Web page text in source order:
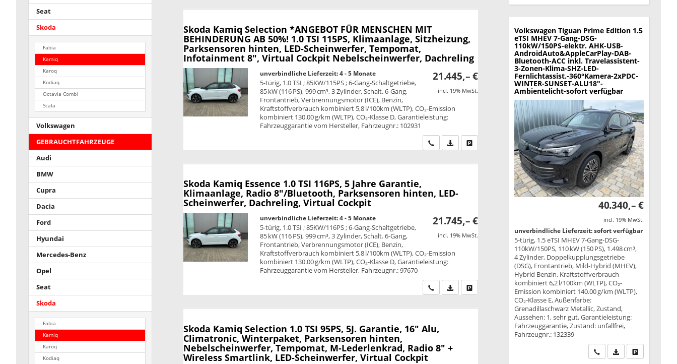
Skoda Kamiq Selection *ANGEBOT FÜR MENSCHEN MIT
BEHINDERUNG AB 50%! 1.0 TSI 115PS, Klimaanlage, Sitzheizung,
Parksensoren hinten, LED-Scheinwerfer, Tempomat,
Infotainment 8", Virtual Cockpit Nebelscheinwerfer, Dachreling
21.445,– €
incl. 19% MwSt.
unverbindliche Lieferzeit: 4 - 5 Monate
5-türig, 1.0 TSI ; 85KW/115PS ; 6-Gang-Schaltgetriebe,
85 kW (116 PS), 999 cm³, 3 Zylinder, Schalt. 6-Gang,
Frontantrieb, Verbrennungsmotor (ICE), Benzin,
Kraftstoffverbrauch kombiniert 5,8 l/100km (WLTP), CO₂-Emission
kombiniert 130.00 g/km (WLTP), CO₂-Klasse D, Garantieleistung:
Fahrzeuggarantie vom Hersteller, Fahrzeugnr.: 102931
Wir rufen Sie anPDF-Datei, Fahrzeugexposé drucken
Drucken, parken oder vergleichen
Skoda Kamiq Essence 1.0 TSI 116PS, 5 Jahre Garantie,
Klimaanlage, Radio 8"/Bluetooth, Parksensoren hinten, LED-
Scheinwerfer, Dachreling, Virtual Cockpit
21.745,– €
incl. 19% MwSt.
unverbindliche Lieferzeit: 4 - 5 Monate
5-türig, 1.0 TSI ; 85KW/116PS ; 6-Gang-Schaltgetriebe,
85 kW (116 PS), 999 cm³, 3 Zylinder, Schalt. 6-Gang,
Frontantrieb, Verbrennungsmotor (ICE), Benzin,
Kraftstoffverbrauch kombiniert 5,8 l/100km (WLTP), CO₂-Emission
kombiniert 130.00 g/km (WLTP), CO₂-Klasse D, Garantieleistung:
Fahrzeuggarantie vom Hersteller, Fahrzeugnr.: 97670
Wir rufen Sie anPDF-Datei, Fahrzeugexposé drucken
Drucken, parken oder vergleichen
Skoda Kamiq Selection 1.0 TSI 95PS, 5J. Garantie, 16" Alu,
Climatronic, Winterpaket, Parksensoren hinten,
Nebelscheinwerfer, Tempomat, M-Lederlenkrad, Radio 8" +
Wireless Smartlink, LED-Scheinwerfer, Virtual Cockpit
Seat
Skoda
Fabia
Kamiq
Karoq
Kodiaq
Octavia Combi
Scala
Volkswagen
GEBRAUCHTFAHRZEUGE
Audi
BMW
Cupra
Dacia
Ford
Hyundai
Mercedes-Benz
Opel
Seat
Skoda
Fabia
Kamiq
Karoq
Kodiaq
Volkswagen Tiguan Prime Edition 1.5
eTSI MHEV 7-Gang-DSG-
110kW/150PS-elektr. AHK-USB-
AndroidAuto&AppleCarPlay-DAB-
Bluetooth-ACC inkl. Travelassistent-
3-Zonen-Klima-SHZ-LED-
Fernlichtassist.-360°Kamera-2xPDC-
WINTER-SUNSET-ALU18"-
Ambientelicht-sofort verfügbar
40.340,– €
incl. 19% MwSt.
unverbindliche Lieferzeit: sofort verfügbar
5-türig, 1.5 eTSI MHEV 7-Gang-DSG-
110kW/150PS, 110 kW (150 PS), 1.498 cm³,
4 Zylinder, Doppelkupplungsgetriebe
(DSG), Frontantrieb, Mild-Hybrid (MHEV),
Hybrid Benzin, Kraftstoffverbrauch
kombiniert 6,2 l/100km (WLTP), CO₂-
Emission kombiniert 140.00 g/km (WLTP),
CO₂-Klasse E, Außenfarbe:
Grenadillaschwarz Metallic, Zustand,
Aussehen: 1, sehr gut, Garantieleistung:
Fahrzeuggarantie, Zustand: unfallfrei,
Fahrzeugnr.: 132339
Wir rufen Sie an
PDF-Datei,Drucken,